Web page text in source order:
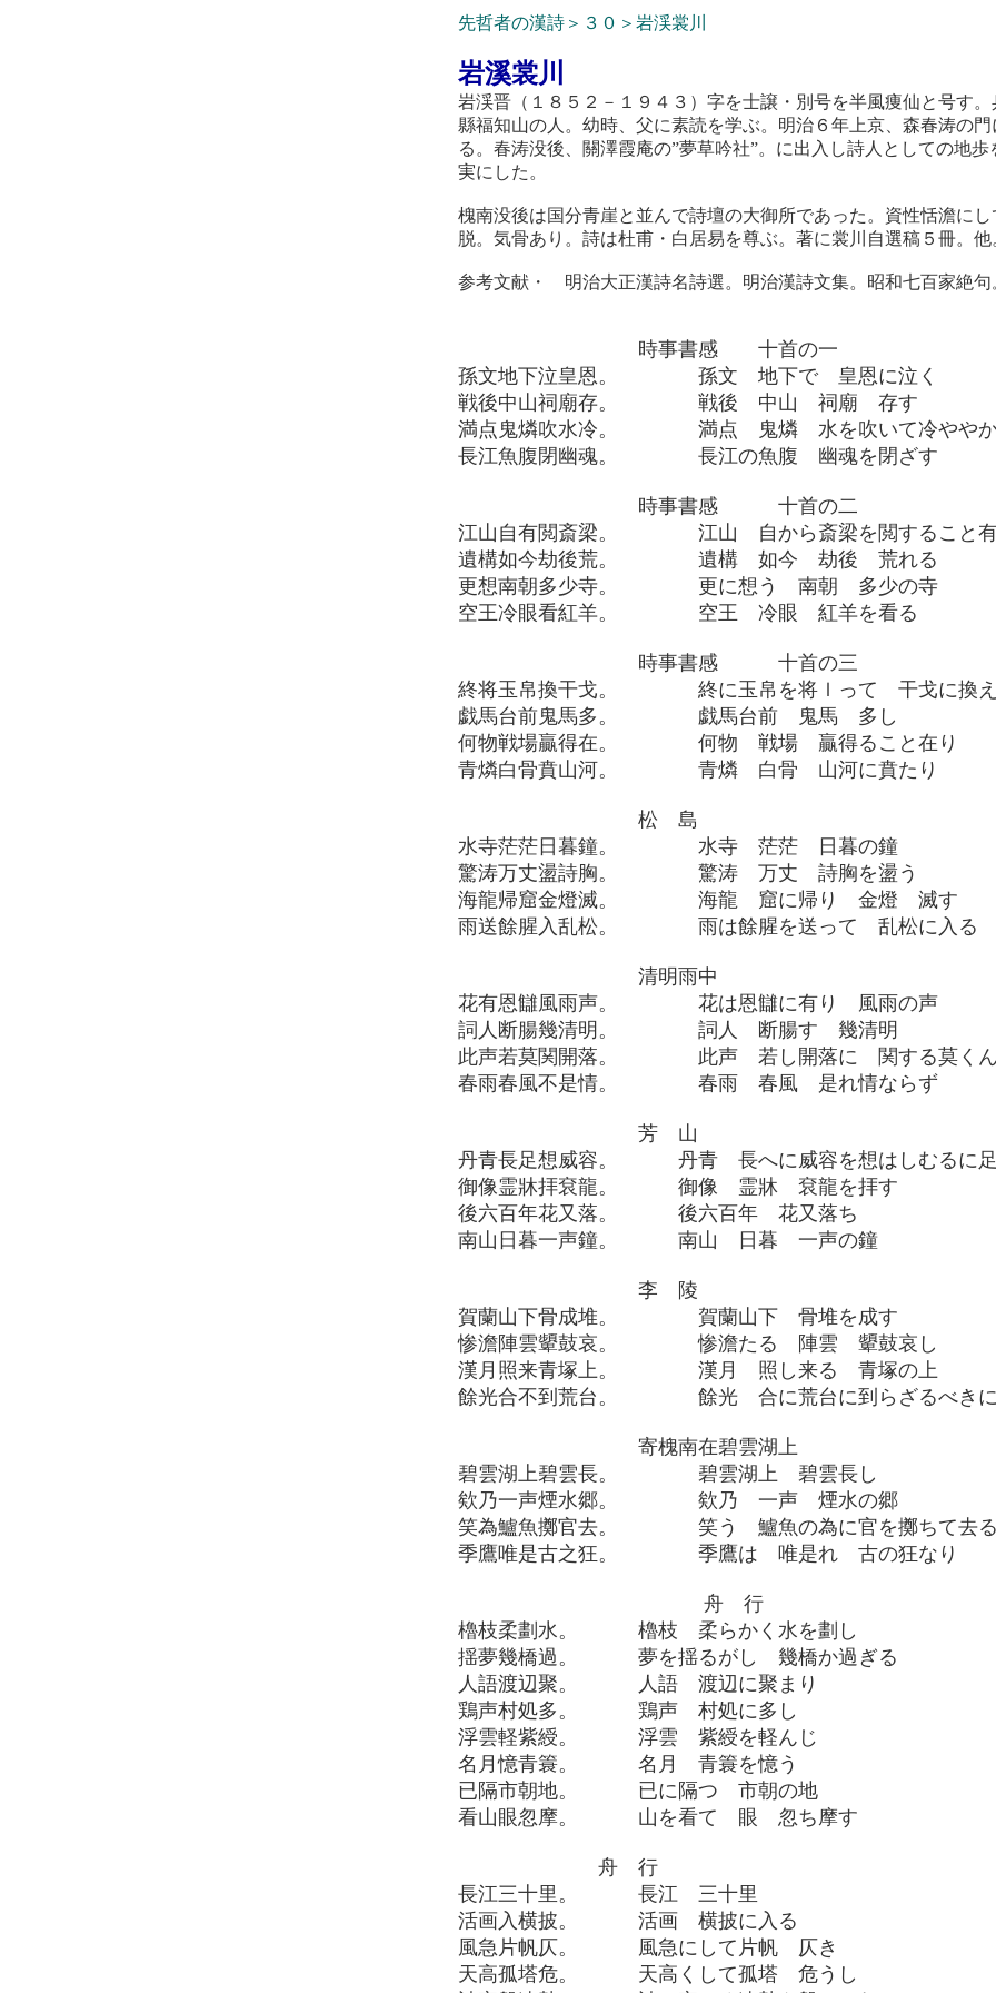
先哲者の漢詩＞３０＞岩渓裳川
岩溪裳川
岩渓晋（１８５２－１９４３）字を士譲・別号を半風痩仙と号す。
縣福知山の人。幼時、父に素読を学ぶ。明治６年上京、森春涛の門
る。春涛没後、關澤霞庵の”夢草吟社”。に出入し詩人としての地歩
実にした。
槐南没後は国分青崖と並んで詩壇の大御所であった。資性恬澹にし
脱。気骨あり。詩は杜甫・白居易を尊ぶ。著に裳川自選稿５冊。他
参考文献・ 明治大正漢詩名詩選。明治漢詩文集。昭和七百家絶句
時事書感 十首の一
孫文地下泣皇恩。 孫文 地下で 皇恩に泣く
戦後中山祠廟存。 戦後 中山 祠廟 存す
満点鬼燐吹水冷。 満点 鬼燐 水を吹いて冷やや
長江魚腹閉幽魂。 長江の魚腹 幽魂を閉ざす
時事書感 十首の二
江山自有閲斎梁。 江山 自から斎梁を閲すること
遺構如今劫後荒。 遺構 如今 劫後 荒れる
更想南朝多少寺。 更に想う 南朝 多少の寺
空王冷眼看紅羊。 空王 冷眼 紅羊を看る
時事書感 十首の三
終将玉帛換干戈。 終に玉帛を将ｌって 干戈に換
戯馬台前鬼馬多。 戯馬台前 鬼馬 多し
何物戦場贏得在。 何物 戦場 贏得ること在り
青燐白骨賁山河。 青燐 白骨 山河に賁たり
松 島
水寺茫茫日暮鐘。 水寺 茫茫 日暮の鐘
驚涛万丈盪詩胸。 驚涛 万丈 詩胸を盪う
海龍帰窟金燈滅。 海龍 窟に帰り 金燈 滅す
雨送餘腥入乱松。 雨は餘腥を送って 乱松に入る
清明雨中
花有恩讎風雨声。 花は恩讎に有り 風雨の声
詞人断腸幾清明。 詞人 断腸す 幾清明
此声若莫関開落。 此声 若し開落に 関する莫く
春雨春風不是情。 春雨 春風 是れ情ならず
芳 山
丹青長足想威容。 丹青 長へに威容を想はしむるに
御像霊牀拝袞龍。 御像 霊牀 袞龍を拝す
後六百年花又落。 後六百年 花又落ち
南山日暮一声鐘。 南山 日暮 一声の鐘
李 陵
賀蘭山下骨成堆。 賀蘭山下 骨堆を成す
惨澹陣雲顰鼓哀。 惨澹たる 陣雲 顰鼓哀し
漢月照来青塚上。 漢月 照し来る 青塚の上
餘光合不到荒台。 餘光 合に荒台に到らざるべき
寄槐南在碧雲湖上
碧雲湖上碧雲長。 碧雲湖上 碧雲長し
欸乃一声煙水郷。 欸乃 一声 煙水の郷
笑為鱸魚擲官去。 笑う 鱸魚の為に官を擲ちて去
季鷹唯是古之狂。 季鷹は 唯是れ 古の狂なり
舟 行
櫓枝柔劃水。 櫓枝 柔らかく水を劃し
揺夢幾橋過。 夢を揺るがし 幾橋か過ぎる
人語渡辺聚。 人語 渡辺に聚まり
鶏声村処多。 鶏声 村処に多し
浮雲軽紫綬。 浮雲 紫綬を軽んじ
名月憶青簑。 名月 青簑を憶う
已隔市朝地。 已に隔つ 市朝の地
看山眼忽摩。 山を看て 眼 忽ち摩す
舟 行
長江三十里。 長江 三十里
活画入横披。 活画 横披に入る
風急片帆仄。 風急にして片帆 仄き
天高孤塔危。 天高くして孤塔 危うし